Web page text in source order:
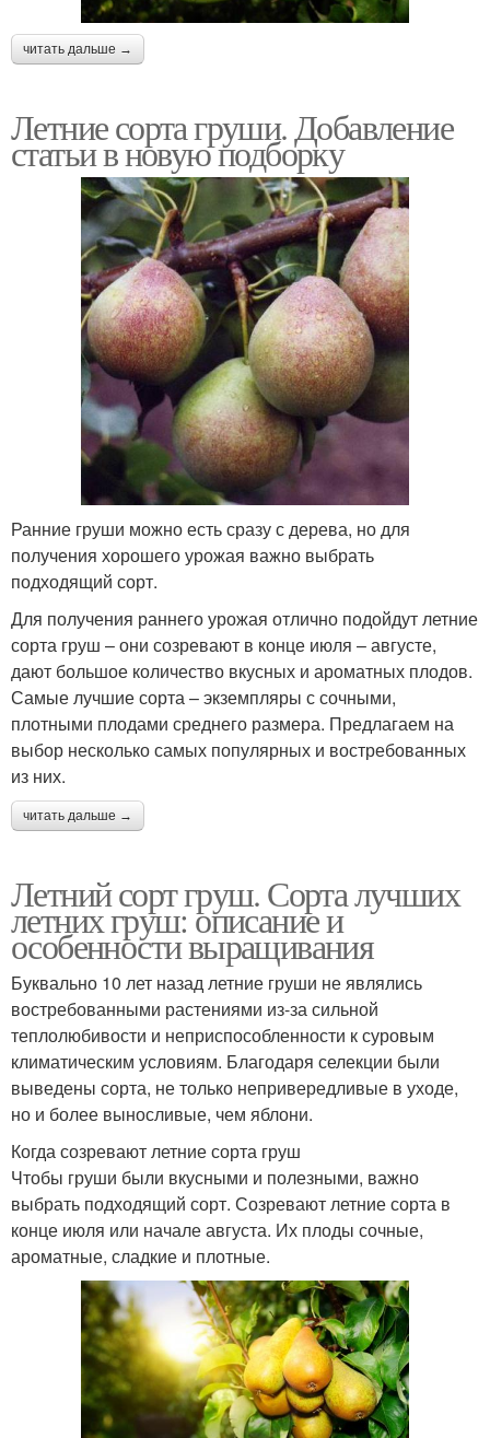
читать дальше →
Летние сорта груши. Добавление
статьи в новую подборку
Ранние груши можно есть сразу с дерева, но для
получения хорошего урожая важно выбрать
подходящий сорт.
Для получения раннего урожая отлично подойдут летние
сорта груш – они созревают в конце июля – августе,
дают большое количество вкусных и ароматных плодов.
Самые лучшие сорта – экземпляры с сочными,
плотными плодами среднего размера. Предлагаем на
выбор несколько самых популярных и востребованных
из них.
читать дальше →
Летний сорт груш. Сорта лучших
летних груш: описание и
особенности выращивания
Буквально 10 лет назад летние груши не являлись
востребованными растениями из-за сильной
теплолюбивости и неприспособленности к суровым
климатическим условиям. Благодаря селекции были
выведены сорта, не только непривередливые в уходе,
но и более выносливые, чем яблони.
Когда созревают летние сорта груш
Чтобы груши были вкусными и полезными, важно
выбрать подходящий сорт. Созревают летние сорта в
конце июля или начале августа. Их плоды сочные,
ароматные, сладкие и плотные.